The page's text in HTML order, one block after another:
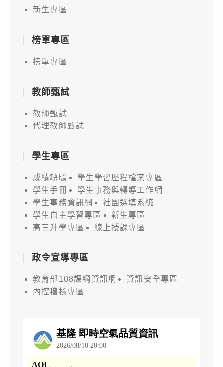
新生專區
榜單專區
榜單專區
教師甄試
教師甄試
代理教師甄試
學生專區
成績缺曠
學生學習歷程檔案專區
學生手冊
學生事務與轉導工作網
學生事務資訊網
社團選填系統
學生自主學習專區
新生專區
高三升學專區
線上授課專區
政令宣導專區
教育部108課綱資訊網
資訊安全專區
內控稽核專區